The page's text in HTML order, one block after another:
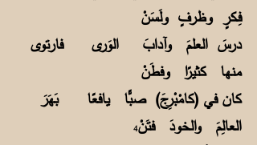
فِـكرٍ وظرفٍ ولَسَنْ
درسَ العلمَ وآدابَ الوَرى فارتوى
منها كثيرًا وفطَنْ
كان في (كامْبْرِجَ) صبًّا يافعًا بَهَرَ
العالِمَ والخودَ فتَنْ4